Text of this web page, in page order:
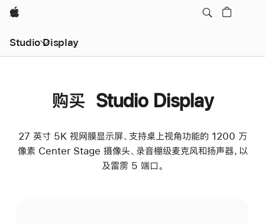
Apple
Studio Display
购买 Studio Display
27 英寸 5K 视网膜显示屏、支持桌上视角功能的 1200 万
像素 Center Stage 摄像头、录音棚级麦克风和扬声器，以
及雷雳 5 端口。